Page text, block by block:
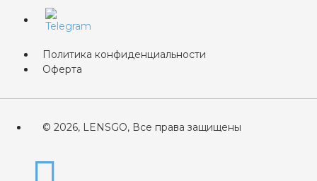
Политика конфиденциальности
Оферта
© 2026, LENSGO, Все права защищены